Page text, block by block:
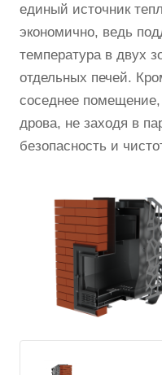
единый источник
экономично, ведь
температура в двух
отдельных печей.
соседнее помещение,
дрова, не заходя в
безопасность и